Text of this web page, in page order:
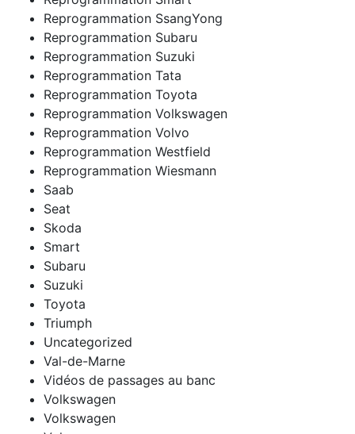
Reprogrammation SsangYong
Reprogrammation Subaru
Reprogrammation Suzuki
Reprogrammation Tata
Reprogrammation Toyota
Reprogrammation Volkswagen
Reprogrammation Volvo
Reprogrammation Westfield
Reprogrammation Wiesmann
Saab
Seat
Skoda
Smart
Subaru
Suzuki
Toyota
Triumph
Uncategorized
Val-de-Marne
Vidéos de passages au banc
Volkswagen
Volkswagen